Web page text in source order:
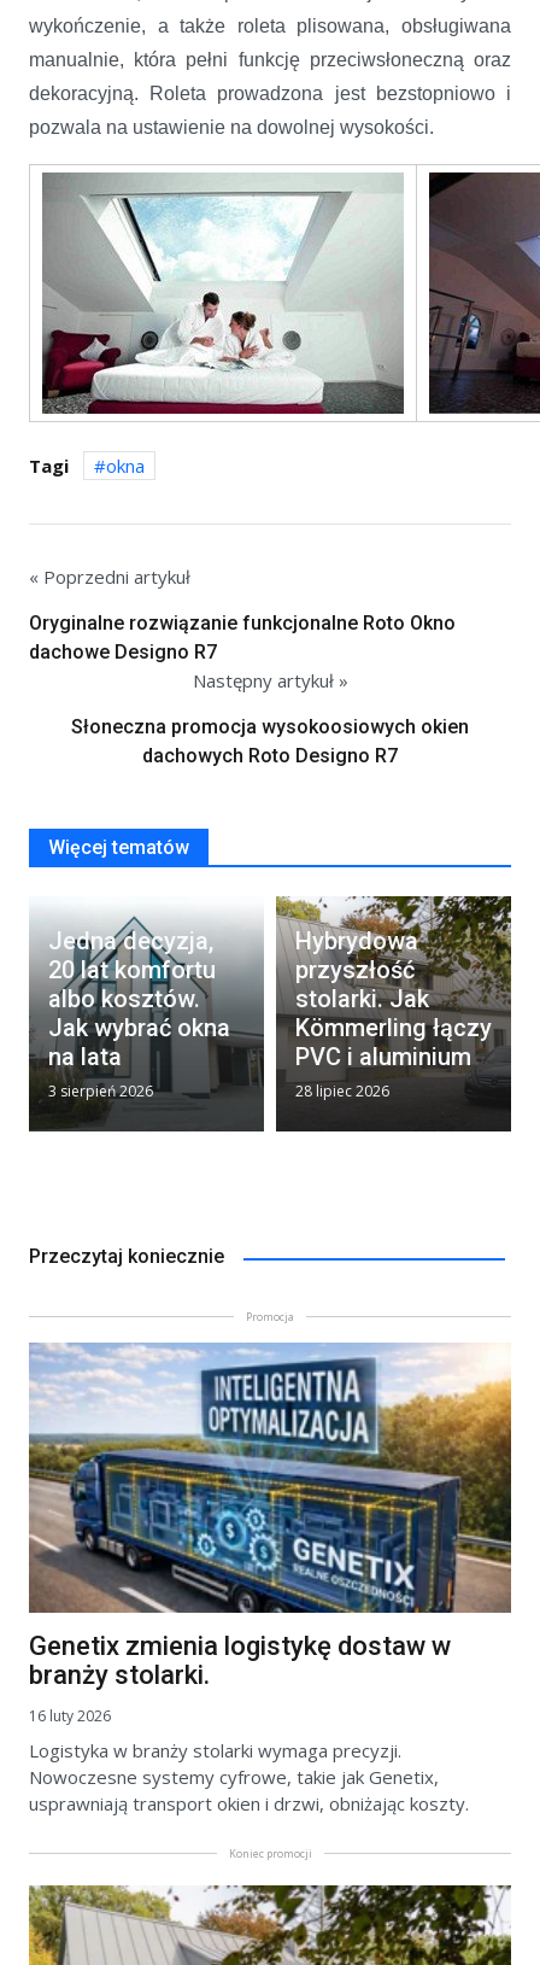
wykończenie, a także roleta plisowana, obsługiwana
manualnie, która pełni funkcję przeciwsłoneczną oraz
dekoracyjną. Roleta prowadzona jest bezstopniowo i
pozwala na ustawienie na dowolnej wysokości.
Tagi okna
« Poprzedni artykuł
Oryginalne rozwiązanie funkcjonalne Roto Okno
dachowe Designo R7
Następny artykuł »
Słoneczna promocja wysokoosiowych okien
dachowych Roto Designo R7
Więcej tematów
Jedna decyzja,
20 lat komfortu
albo kosztów.
Jak wybrać okna
na lata
3 sierpień 2026
Hybrydowa
przyszłość
stolarki. Jak
Kömmerling łączy
PVC i aluminium
28 lipiec 2026
Przeczytaj koniecznie
Promocja
Genetix zmienia logistykę dostaw w
branży stolarki.
16 luty 2026
Logistyka w branży stolarki wymaga precyzji.
Nowoczesne systemy cyfrowe, takie jak Genetix,
usprawniają transport okien i drzwi, obniżając koszty.
Koniec promocji